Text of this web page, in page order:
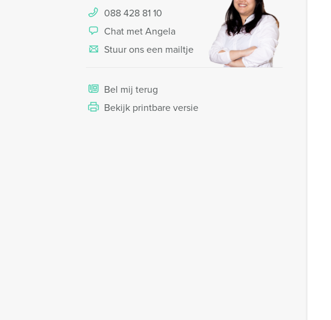
088 428 81 10
Chat met Angela
Stuur ons een mailtje
Bel mij terug
Bekijk printbare versie